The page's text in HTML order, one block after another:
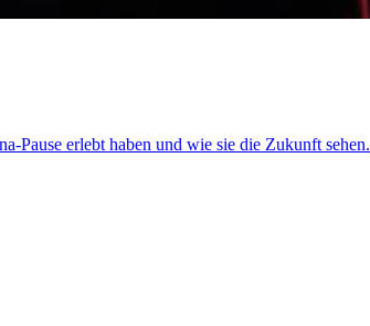
Pause erlebt haben und wie sie die Zukunft sehen.